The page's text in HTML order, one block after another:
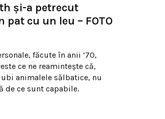
şi-a petrecut
pat cu un leu – FOTO
făcute în anii ’70,
ce ne reaminteşte că,
animalele sălbatice, nu
de ce sunt capabile.